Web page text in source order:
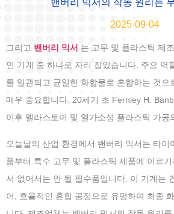
밴버리 믹서의 작동 원리는
2025-09-04
그리고 밴버리 믹서 는 고무 및 플라스틱 제
인 기계 중 하나로 자리 잡았습니다. 주요 역
를 일관되고 균일한 화합물로 혼합하는 것으
매우 중요합니다. 20세기 초 Fernley H.
이후 엘라스토머 및 열가소성 플라스틱 가공
오늘날의 산업 환경에서 밴버리 믹서는 타이
품부터 특수 고무 및 플라스틱 제품에 이르
서 없어서는 안 될 필수품입니다. 이 기계는
어, 효율적인 혼합 공정으로 유명하며 최종